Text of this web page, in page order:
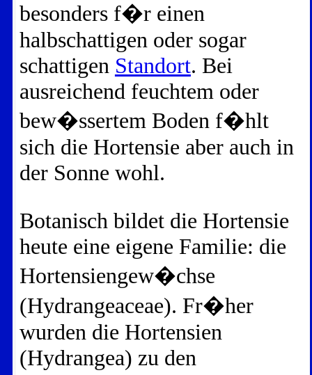
besonders f�r einen
halbschattigen oder sogar
schattigen Standort. Bei
ausreichend feuchtem oder
bew�ssertem Boden f�hlt
sich die Hortensie aber auch in
der Sonne wohl.
Botanisch bildet die Hortensie
heute eine eigene Familie: die
Hortensiengew�chse
(Hydrangeaceae). Fr�her
wurden die Hortensien
(Hydrangea) zu den